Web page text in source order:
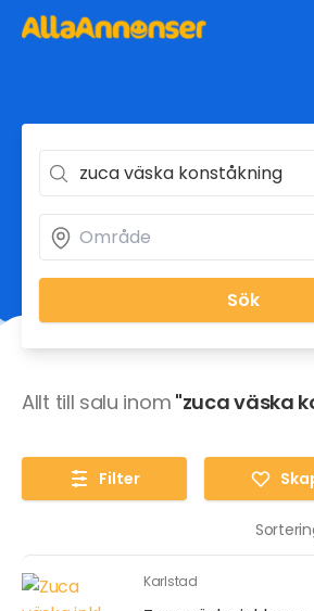
Sök
Allt till salu inom "zuca väska
Filter
Karlstad